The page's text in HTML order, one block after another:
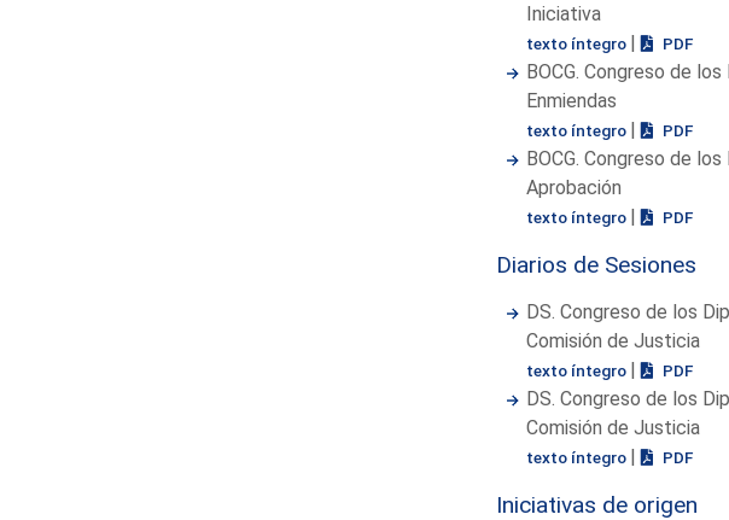
Iniciativa
texto íntegro | PDF
BOCG. Congreso de
Enmiendas
texto íntegro | PDF
BOCG. Congreso de
Aprobación
texto íntegro | PDF
Diarios de Sesiones
DS. Congreso de los
Comisión de Justicia
texto íntegro | PDF
DS. Congreso de los
Comisión de Justicia
texto íntegro | PDF
Iniciativas de origen